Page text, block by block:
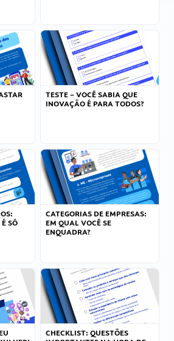
TESTE – VOCÊ SABIA QUE
INOVAÇÃO É PARA TODOS?
SÓ
CATEGORIAS DE EMPRESAS:
EM QUAL VOCÊ SE
ENQUADRA?
CHECKLIST: QUESTÕES